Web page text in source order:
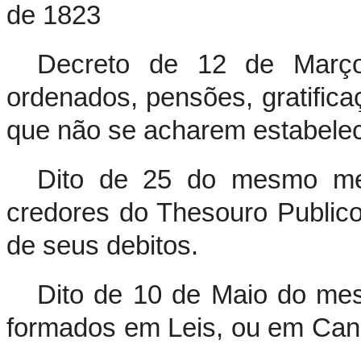
de 1823
Decreto de 12 de
ordenados, pensões,
que não se acharem
Dito de 25 do mesmo
credores do Thesouro
de seus debitos.
Dito de 10 de Maio do
formados em Leis, ou em